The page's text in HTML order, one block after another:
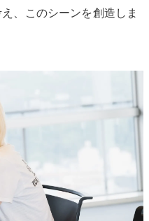
、このシーンを創造しま